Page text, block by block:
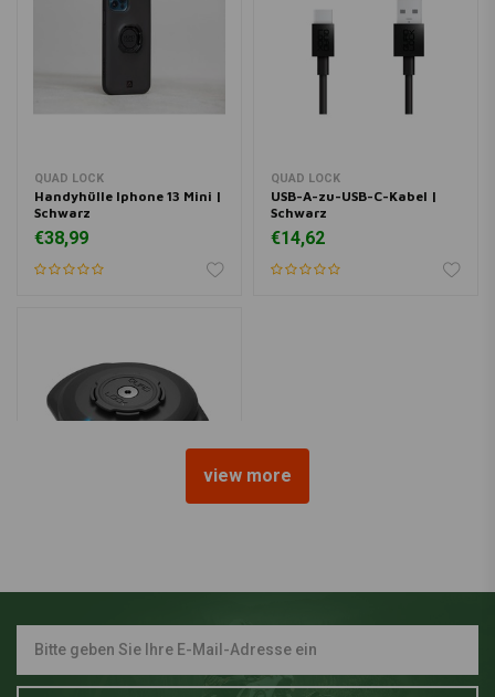
QUAD LOCK
Handyhülle Iphone 13 Mini |
Schwarz
€38,99
QUAD LOCK
USB-A-zu-USB-C-Kabel |
Schwarz
€14,62
Ladekopf
view more